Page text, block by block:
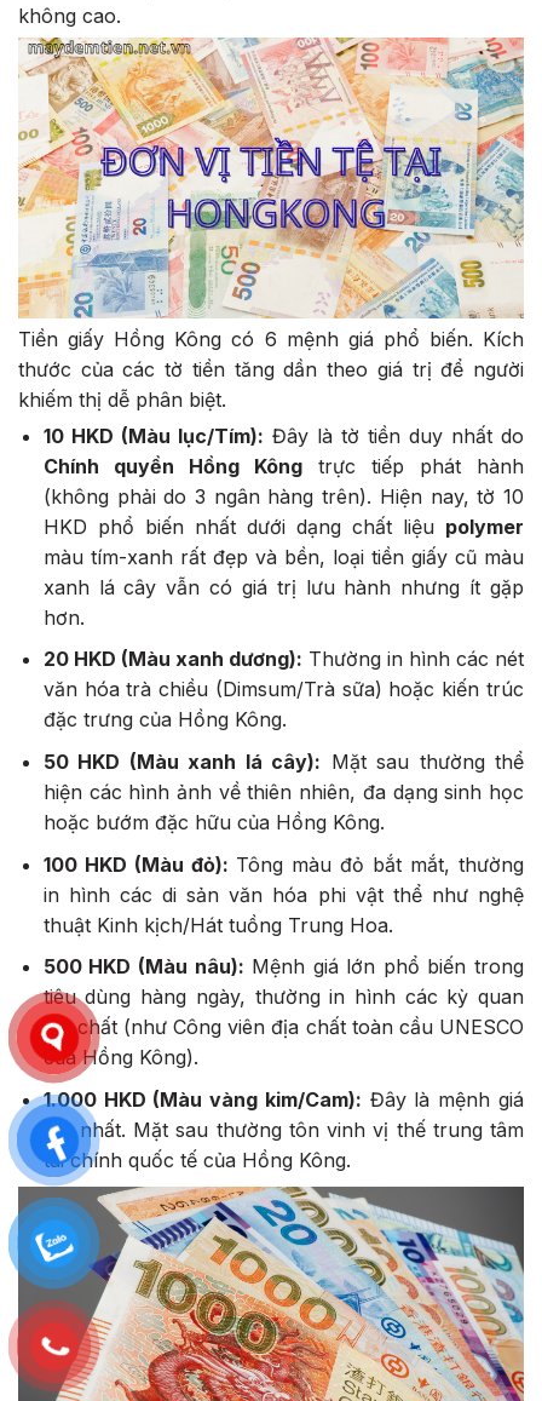
không cao.
Tiền giấy Hồng Kông có 6 mệnh giá phổ biến. Kích
thước của các tờ tiền tăng dần theo giá trị để người
khiếm thị dễ phân biệt.
10 HKD (Màu lục/Tím): Đây là tờ tiền duy nhất do
Chính quyền Hồng Kôngtrực tiếp phát hành
(không phải do 3 ngân hàng trên). Hiện nay, tờ 10
HKD phổ biến nhất dưới dạng chất liệu polymer
màu tím-xanh rất đẹp và bền, loại tiền giấy cũ màu
xanh lá cây vẫn có giá trị lưu hành nhưng ít gặp
hơn.
20 HKD (Màu xanh dương): Thường in hình các nét
văn hóa trà chiều (Dimsum/Trà sữa) hoặc kiến trúc
đặc trưng của Hồng Kông.
50 HKD (Màu xanh lá cây): Mặt sau thường thể
hiện các hình ảnh về thiên nhiên, đa dạng sinh học
hoặc bướm đặc hữu của Hồng Kông.
100 HKD (Màu đỏ): Tông màu đỏ bắt mắt, thường
in hình các di sản văn hóa phi vật thể như nghệ
thuật Kinh kịch/Hát tuồng Trung Hoa.
500 HKD (Màu nâu): Mệnh giá lớn phổ biến trong
tiêu dùng hàng ngày, thường in hình các kỳ quan
địa chất (như Công viên địa chất toàn cầu UNESCO
của Hồng Kông).
1.000 HKD (Màu vàng kim/Cam): Đây là mệnh giá
lớn nhất. Mặt sau thường tôn vinh vị thế trung tâm
tài chính quốc tế của Hồng Kông.